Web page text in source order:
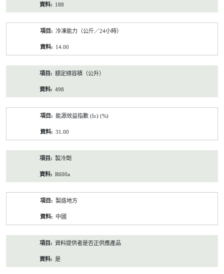
188
冷凍能力（公斤／24小時）
14.00
額定總容積（公升）
498
能源效益指數 (Iε) (%)
31.00
製冷劑
R600a
製造地方
中國
資料提供者是否正供應產品
是